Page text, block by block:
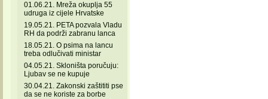
01.06.21. Mreža okuplja 55
udruga iz cijele Hrvatske
19.05.21. PETA pozvala Vladu
RH da podrži zabranu lanca
18.05.21. O psima na lancu
treba odlučivati ministar
04.05.21. Skloništa poručuju:
Ljubav se ne kupuje
30.04.21. Zakonski zaštititi pse
da se ne koriste za borbe